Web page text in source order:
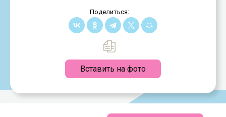
Поделиться:
Вставить на фото